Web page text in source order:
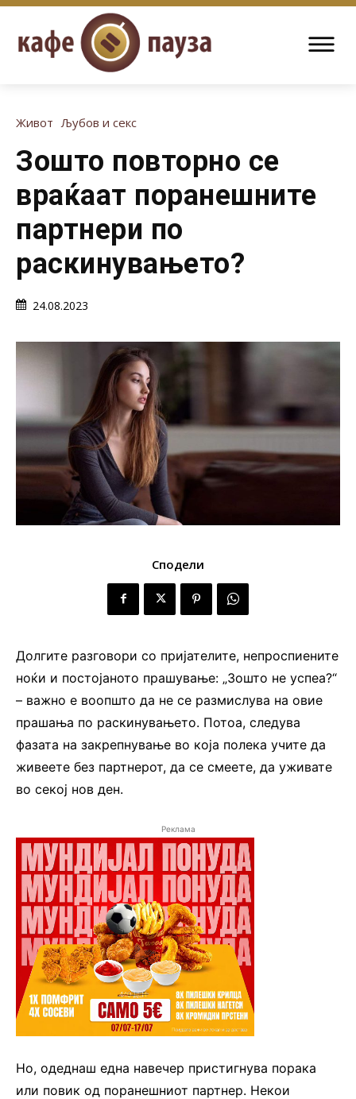
Живот Љубов и секс
Зошто повторно се
враќаат поранешните
партнери по
раскинувањето?
24.08.2023
Сподели
Долгите разговори со пријателите, непроспиените
ноќи и постојаното прашување: „Зошто не успеа?“
– важно е воопшто да не се размислува на овие
прашања по раскинувањето. Потоа, следува
фазата на закрепнување во која полека учите да
живеете без партнерот, да се смеете, да уживате
во секој нов ден.
Реклама
Но, одеднаш една навечер пристигнува порака
или повик од поранешниот партнер. Некои